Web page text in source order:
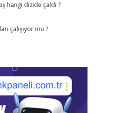
hangi dizide çaldı ?
çalışıyor mu ?